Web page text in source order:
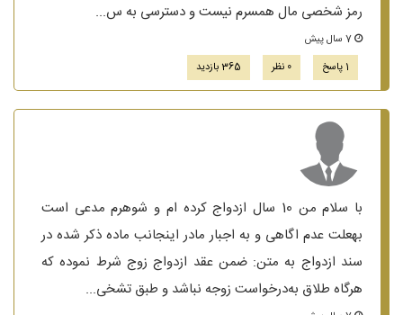
رمز شخصی مال همسرم نیست و دسترسی به س...
1 پاسخ
0 نظر 365 بازدید
با سلام من 10 سال ازدواج کرده ام و شوهرم مدعی است
بهعلت عدم اگاهی و به اجبار مادر اینجانب ماده ذکر شده در
سند ازدواج به متن: ضمن عقد ازدواج زوج شرط نموده که
هرگاه طلاق به‌درخواست زوجه نباشد و طبق تشخی...